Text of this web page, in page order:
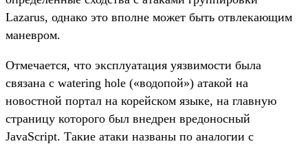
Lazarus, однако это вполне может быть отвлекающим
маневром.
Отмечается, что эксплуатация уязвимости была
связана с watering hole («водопой») атакой на
новостной портал на корейском языке, на главную
страницу которого был внедрен вредоносный
JavaScript. Такие атаки названы по аналогии с